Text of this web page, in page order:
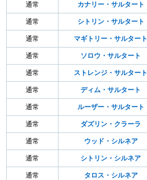
通常 カナリー・サルタート
通常 シトリン・サルタート
通常 マギトリー・サルタート
通常 ソロウ・サルタート
通常 ストレンジ・サルタート
通常 ディム・サルタート
通常 ルーザー・サルタート
通常 ダズリン・クラーラ
通常 ウッド・シルネア
通常 シトリン・シルネア
通常 タロス・シルネア